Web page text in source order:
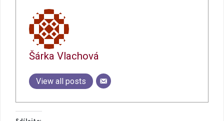
Šárka Vlachová
View all posts